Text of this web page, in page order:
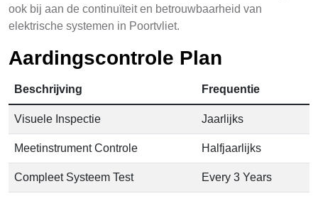
ook bij aan de continuïteit en betrouwbaarheid van
elektrische systemen in Poortvliet.
Aardingscontrole Plan
Beschrijving Frequentie
Visuele Inspectie Jaarlijks
Meetinstrument Controle Halfjaarlijks
Compleet Systeem Test Every 3 Years